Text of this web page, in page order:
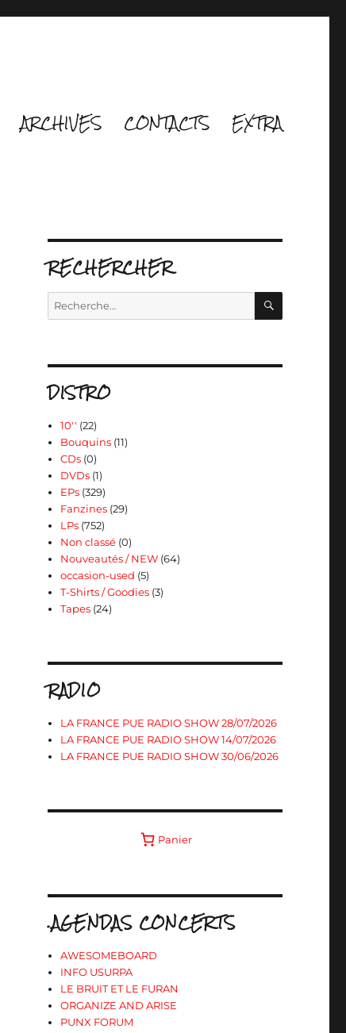
ARCHIVES CONTACTS EXTRA
RECHERCHER
Recherche
DISTRO
10'' (22)
Bouquins (11)
CDs (0)
DVDs (1)
EPs (329)
Fanzines (29)
LPs (752)
Non classé (0)
Nouveautés / NEW (64)
occasion-used (5)
T-Shirts / Goodies (3)
Tapes (24)
RADIO
LA FRANCE PUE RADIO SHOW 28/07/2026
LA FRANCE PUE RADIO SHOW 14/07/2026
LA FRANCE PUE RADIO SHOW 30/06/2026
Panier
.AGENDAS CONCERTS
AWESOMEBOARD
INFO USURPA
LE BRUIT ET LE FURAN
ORGANIZE AND ARISE
PUNX FORUM